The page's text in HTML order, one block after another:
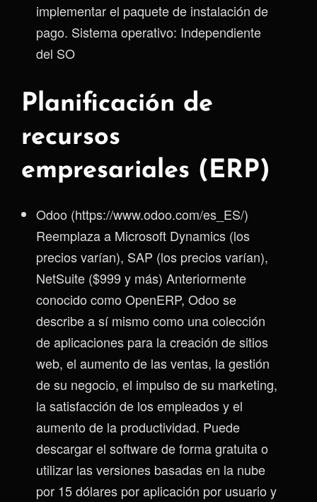
implementar el paquete de instalación de
pago. Sistema operativo: Independiente
del SO
Planificación de
recursos
empresariales (ERP)
Odoo (https://www.odoo.com/es_ES/)
Reemplaza a Microsoft Dynamics (los
precios varían), SAP (los precios varían),
NetSuite ($999 y más) Anteriormente
conocido como OpenERP, Odoo se
describe a sí mismo como una colección
de aplicaciones para la creación de sitios
web, el aumento de las ventas, la gestión
de su negocio, el impulso de su marketing,
la satisfacción de los empleados y el
aumento de la productividad. Puede
descargar el software de forma gratuita o
utilizar las versiones basadas en la nube
por 15 dólares por aplicación por usuario y